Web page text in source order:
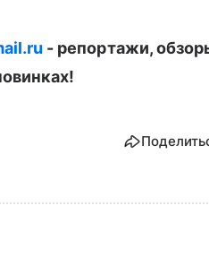
- репортажи,